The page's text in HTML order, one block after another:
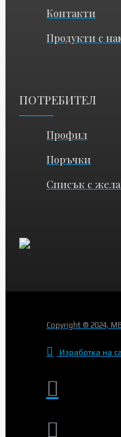
Контакти
Продукти с
ПОТРЕБИТЕЛ
Профил
Поръчки
Списък с
Copyright © 2024,
Изработка на